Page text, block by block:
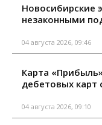
Новосибирские
незаконными
04 августа 2026, 09:46
Карта
дебетовых карт
04 августа 2026, 09:10